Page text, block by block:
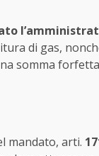
di gas,
somma
mandato, arti.